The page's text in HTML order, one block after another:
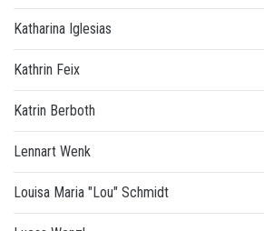
Katharina Iglesias
Kathrin Feix
Katrin Berboth
Lennart Wenk
Louisa Maria "Lou" Schmidt